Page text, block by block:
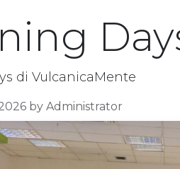
di VulcanicaMente
by Administrator